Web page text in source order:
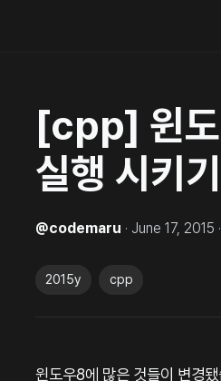
[cpp] 윈도
실행 시키기
@codemaru · June 17, 2015 ·
2015y cpp
윈도우8에 많은 것들이 변경